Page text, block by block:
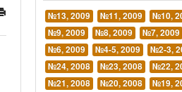
№13, 2009 №11, 2009
№10,
№9, 2009
№8, 2009
№7, 2009
№6, 2009
№4-5, 2009
№2-3,
№24, 2008
№23, 2008
№22,
№21, 2008
№20, 2008
№19,